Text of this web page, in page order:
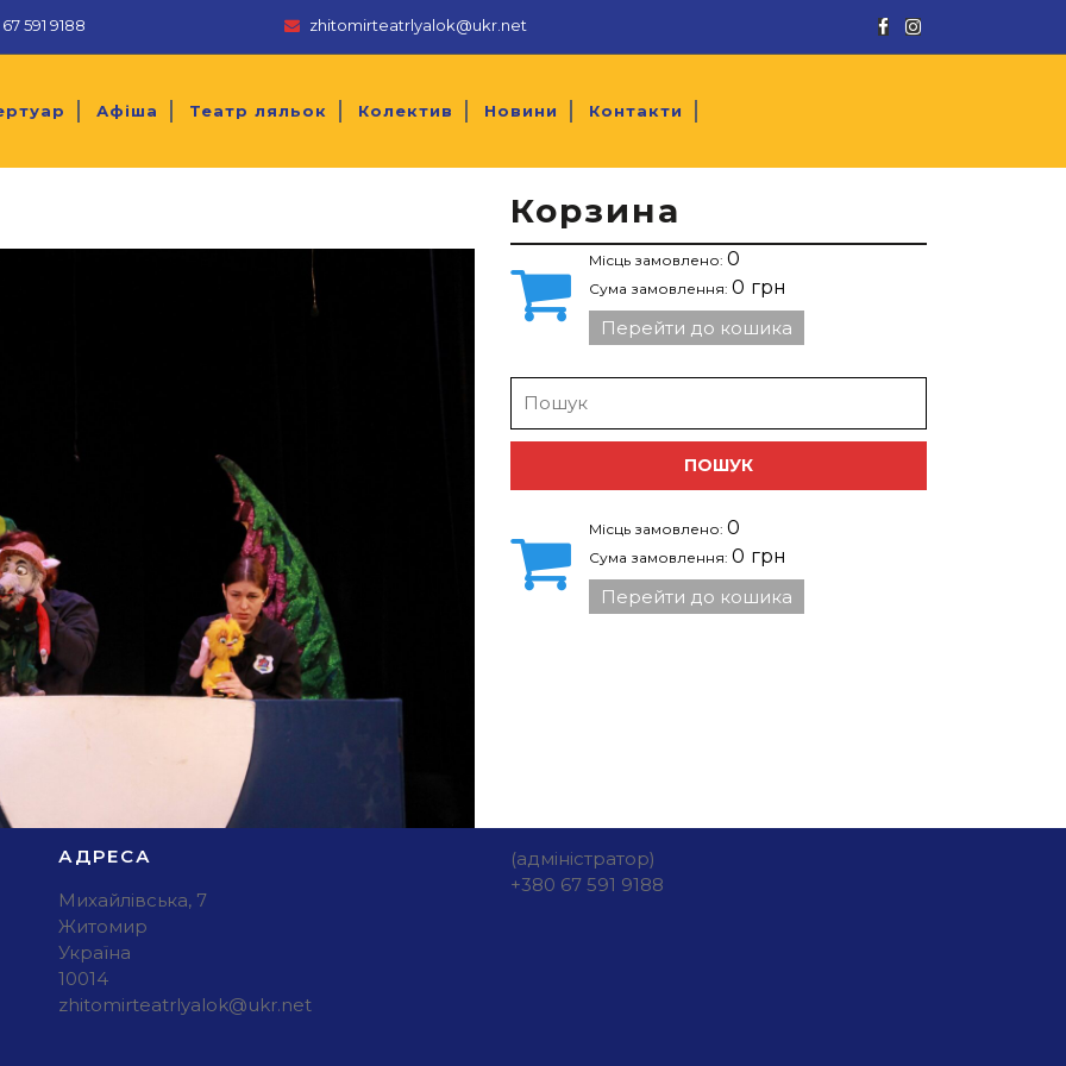
591 9188 zhitomirteatrlyalok@ukr.net Facebook
Афіша Театр ляльок Колектив Новини Контакти
Корзина
Місць замовлено: 0
Сума замовлення: 0 грн
Перейти до кошика
for:
Місць замовлено: 0
Сума замовлення: 0 грн
Перейти до кошика
АДРЕСА
Михайлівська, 7
Житомир
Україна
10014
zhitomirteatrlyalok@ukr.net
(адміністратор)
+380 67 591 9188